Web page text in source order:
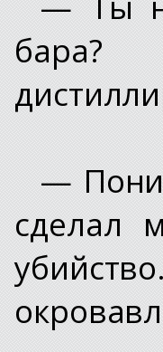
бара?
—
сделал